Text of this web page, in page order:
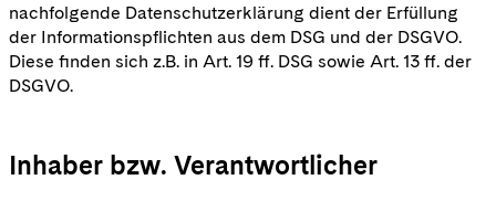
nachfolgende Datenschutzerklärung dient der Erfüllung
der Informationspflichten aus dem DSG und der DSGVO.
Diese finden sich z.B. in Art. 19 ff. DSG sowie Art. 13 ff. der
DSGVO.
Inhaber bzw. Verantwortlicher